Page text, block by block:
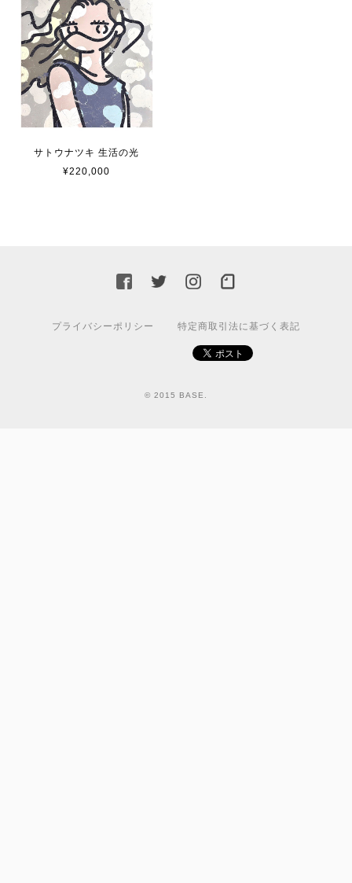
サトウナツキ 生活の光
¥220,000
プライバシーポリシー 特定商取引法に基づく表記
© 2015 BASE.